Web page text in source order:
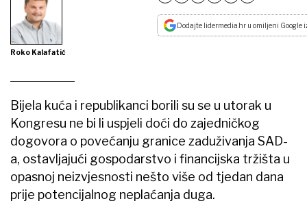
Roko Kalafatić
Dodajte lidermedia.hr u omiljeni Google
Bijela kuća i republikanci borili su se u utorak u
Kongresu ne bi li uspjeli doći do zajedničkog
dogovora o povećanju granice zaduživanja SAD-
a, ostavljajući gospodarstvo i financijska tržišta u
opasnoj neizvjesnosti nešto više od tjedan dana
prije potencijalnog neplaćanja duga.